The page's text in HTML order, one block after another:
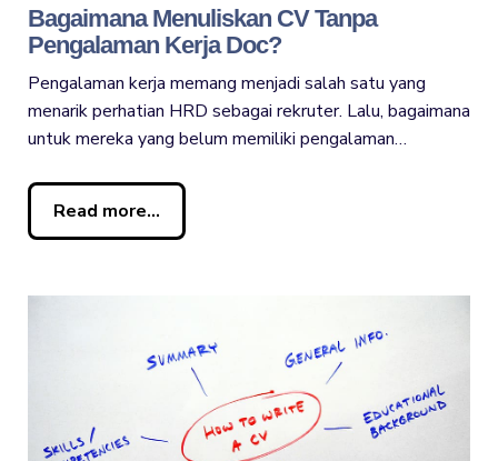
Bagaimana Menuliskan CV Tanpa
Pengalaman Kerja Doc?
Pengalaman kerja memang menjadi salah satu yang
menarik perhatian HRD sebagai rekruter. Lalu, bagaimana
untuk mereka yang belum memiliki pengalaman…
Read more...